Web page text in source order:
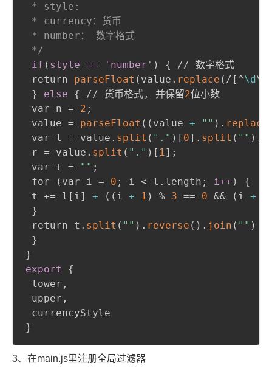
* style:
* currency：货币
* number： 数字格式
*/
if ( style == 'number' ) {
// 数字格式
return parseFloat ( value. replace ( /[^\d
}
else { // 货币格式 , 并保留2位小数
var n = 2 ;
value = parseFloat ( ( value + "" ) . replace
var l = value. split ( "." ) [ 0]. split ( "" ) .
r = value. split ( "." ) [ 1] ;
var t =
"" ;
for
( var i = 0 ; i < l.length ; i++ )
{
t += l[i] + ( ( i + 1 ) % 3 == 0 && ( i +
}
return t. split ( "" ) . reverse ( ) . join ( "" )
}
}
export
{
lower ,
upper ,
}
3、在main.js里注册全局过滤器